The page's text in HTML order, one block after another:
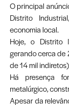
O principal
Distrito
economia local.
Hoje, o Distrito
gerando cerca de
de 14 mil indiretos)
Há presença
metalúrgico,
Apesar da